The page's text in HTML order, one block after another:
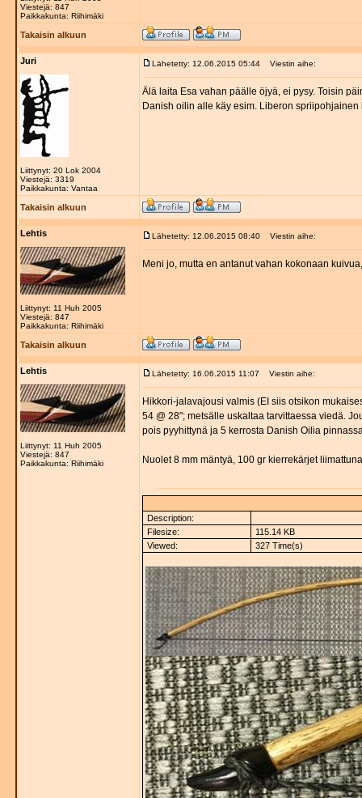
Viestejä: 847
Paikkakunta: Riihimäki
Takaisin alkuun
Juri
Liittynyt: 20 Lok 2004
Viestejä: 3319
Paikkakunta: Vantaa
Lähetetty: 12.06.2015 05:44 Viestin aihe:
Älä laita Esa vahan päälle öjyä, ei pysy. Toisin
Danish oilin alle käy esim. Liberon
Takaisin alkuun
Lehtis
Liittynyt: 11 Huh 2005
Viestejä: 847
Paikkakunta: Riihimäki
Lähetetty: 12.06.2015 08:40 Viestin aihe:
Meni jo, mutta en antanut vahan kokonaan
Takaisin alkuun
Lehtis
Liittynyt: 11 Huh 2005
Viestejä: 847
Paikkakunta: Riihimäki
Lähetetty: 16.06.2015 11:07 Viestin aihe:
Hikkori-jalavajousi valmis (EI siis otsikon
54 @ 28"; metsälle uskaltaa tarvittaessa viedä.
pois pyyhittynä ja 5 kerrosta Danish Oilia
Nuolet 8 mm mäntyä, 100 gr kierrekärjet
Description:
Filesize:
115.14 KB
Viewed:
327 Time(s)